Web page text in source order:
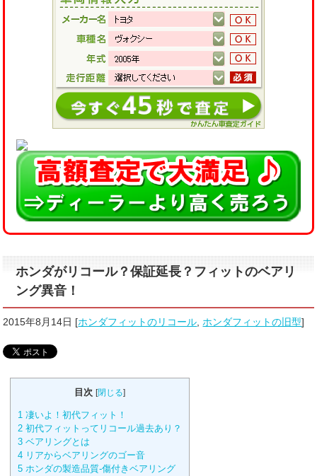
ホンダがリコール？保証延長？フィットのベアリ
ング異音！
2015年8月14日 [ホンダフィットのリコール ホンダフィットの旧型]
目次 [閉じる]
1 凄いよ！初代フィット！
2 初代フィットってリコール過去あり？
3 ベアリングとは
4 リアからベアリングのゴー音
5 ホンダの製造品質-傷付きベアリング